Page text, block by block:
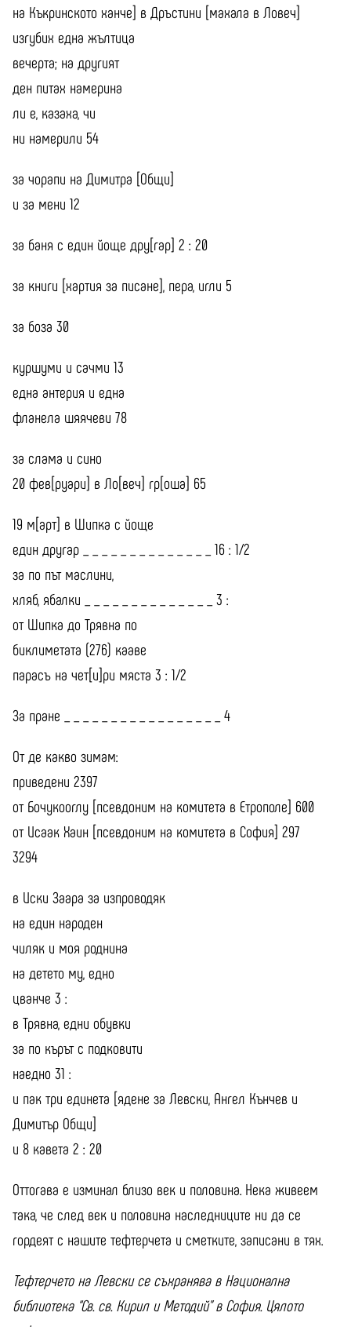
на Къкринското ханче] в Дръстини [махала в Ловеч]
изгубих една жълтица
вечерта; на другият
ден питах намерина
ли е, казаха, чи
ни намерили 54
за чорапи на Димитра [Общи]
и за мени 12
за баня с един йоще дру[гар] 2 : 20
за книги [хартия за писане], пера, игли 5
за боза 30
куршуми и сачми 13
една антерия и една
фланела шяячеви 78
за слама и сино
20 фев[руари] в Ло[веч] гр[оша] 65
19 м[арт] в Шипка с йоще
един другар _ _ _ _ _ _ _ _ _ _ _ _ _ _ 16 : 1/2
за по път маслини,
хляб, ябалки _ _ _ _ _ _ _ _ _ _ _ _ _ _ 3 :
от Шипка до Трявна по
биклиметата (276) кааве
парасъ на чет[и]ри мяста 3 : 1/2
За пране _ _ _ _ _ _ _ _ _ _ _ _ _ _ _ _ _ 4
От де какво зимам:
приведени 2397
от Бочукооглу [псевдоним на комитета в Етрополе] 600
от Исаак Хаин [псевдоним на комитета в София] 297
3294
в Иски Заара за изпроводяк
на един народен
чиляк и моя роднина
на детето му, едно
цванче 3 :
в Трявна, едни обувки
за по кърът с подковити
наедно 31 :
и пак три единета [ядене за Левски, Ангел Кънчев и
Димитър Общи]
и 8 кавета 2 : 20
Оттогава е изминал близо век и половина. Нека живеем
така, че след век и половина наследниците ни да се
гордеят с нашите тефтерчета и сметките, записани в тях.
Тефтерчето на Левски се съхранява в Национална
библиотека “Св. св. Кирил и Методий” в София. Цялото